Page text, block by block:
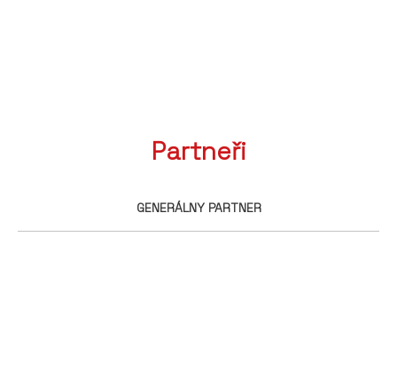
Partneři
GENERÁLNY PARTNER